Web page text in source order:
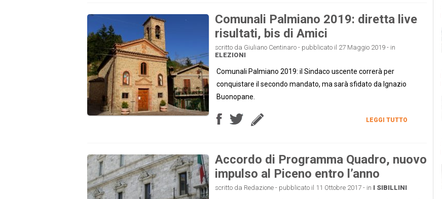
Comunali Palmiano 2019: diretta live
risultati, bis di Amici
scritto da Giuliano Centinaro - pubblicato il 27 Maggio 2019 - in
ELEZIONI
Comunali Palmiano 2019: il Sindaco uscente correrà per
conquistare il secondo mandato, ma sarà sfidato da Ignazio
Buonopane.
LEGGI TUTTO
Accordo di Programma Quadro, nuovo
impulso al Piceno entro l’anno
scritto da Redazione - pubblicato il 11 Ottobre 2017 - in I SIBILLINI